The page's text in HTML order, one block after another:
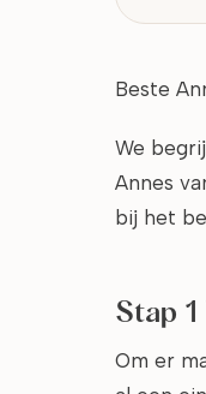
Beste
We
Annes
bij het
Stap
Om er